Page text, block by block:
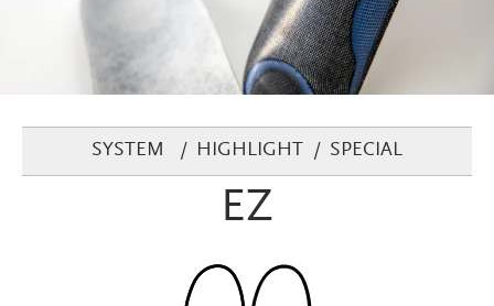
SYSTEM HIGHLIGHT SPECIAL
EZ